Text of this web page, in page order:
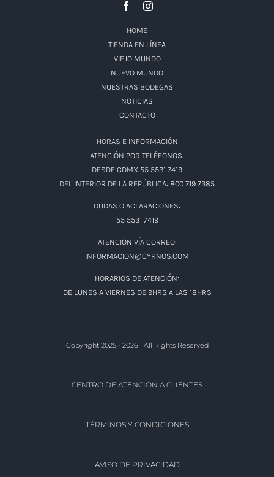
HOME
TIENDA EN LÍNEA
VIEJO MUNDO
NUEVO MUNDO
NUESTRAS BODEGAS
NOTICIAS
CONTACTO
HORAS E INFORMACIÓN
ATENCIÓN POR TELÉFONOS:
DESDE CDMX:55 5531 7419
DEL INTERIOR DE LA REPÚBLICA: 800 719 7385
DUDAS O ACLARACIONES:
55 5531 7419
ATENCIÓN VÍA CORREO:
INFORMACION@CYRNOS.COM
HORARIOS DE ATENCIÓN:
DE LUNES A VIERNES DE 9HRS A LAS 18HRS
Copyright 2025 - 2026 | All Rights Reserved
CENTRO DE ATENCIÓN A CLIENTES
TÉRMINOS Y CONDICIONES
AVISO DE PRIVACIDAD